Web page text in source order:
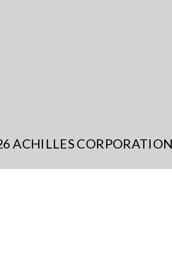
ACHILLES